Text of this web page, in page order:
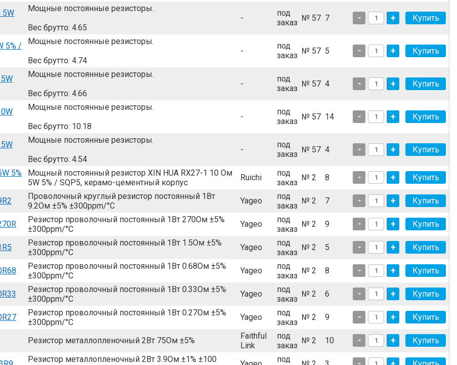
5W
Мощные постоянные резисторы.
Вес брутто: 4.65
-
под
заказ № 57 7 - +
5% /
Мощные постоянные резисторы.
Вес брутто: 4.74
-
под
заказ № 57 5 - +
Мощные постоянные резисторы.
Вес брутто: 4.66
-
под
заказ № 57 4 - +
Мощные постоянные резисторы.
Вес брутто: 10.18
-
под
заказ № 57 14 - +
Мощные постоянные резисторы.
Вес брутто: 4.54
-
под
заказ № 57 4 - +
5%
Мощный постоянный резистор XIN HUA RX27-1 10 Ом
5W 5% / SQP5, керамо-цементный корпус
Ruichi
под
заказ
№ 2 8 - +
Проволочный круглый резистор постоянный 1Вт
9.2Ом ±5% ±300ppm/°C
Yageo
под
заказ
№ 2 7 - +
Резистор проволочный постоянный 1Вт 270Ом ±5%
±300ppm/°C
Yageo
под
заказ
№ 2 9 - +
Резистор проволочный постоянный 1Вт 1.5Ом ±5%
±300ppm/°C
Yageo
под
заказ
№ 2 5 - +
Резистор проволочный постоянный 1Вт 0.68Ом ±5%
±300ppm/°C
Yageo
под
заказ
№ 2 8 - +
Резистор проволочный постоянный 1Вт 0.33Ом ±5%
±300ppm/°C
Yageo
под
заказ
№ 2 6 - +
Резистор проволочный постоянный 1Вт 0.27Ом ±5%
±300ppm/°C
Yageo
под
заказ
№ 2 9 - +
Резистор металлопленочный 2Вт 75Ом ±5%
Faithful
Link
под
заказ
№ 2 10 - +
Резистор металлопленочный 2Вт 3.9Ом ±1% ±100
под